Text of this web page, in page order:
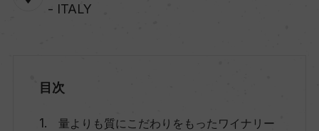
- ITALY
目次
量よりも質にこだわりをもったワイナリー